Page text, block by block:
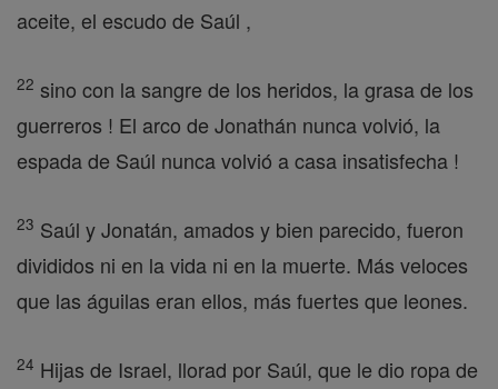
aceite, el escudo de Saúl ,
22 sino con la sangre de los heridos, la grasa de los
guerreros ! El arco de Jonathán nunca volvió, la
espada de Saúl nunca volvió a casa insatisfecha !
23 Saúl y Jonatán, amados y bien parecido, fueron
divididos ni en la vida ni en la muerte. Más veloces
que las águilas eran ellos, más fuertes que leones.
24 Hijas de Israel, llorad por Saúl, que le dio ropa de